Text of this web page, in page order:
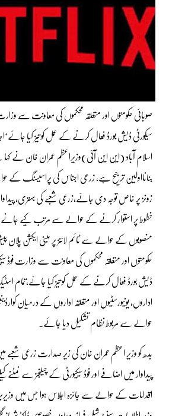
صوبائی حکومتوں اور متعلقہ محکموں کی معاونت سے
سیکورٹی ڈیش بورڈ فعال کرنے کے عمل کو تیز کیا
اسلام آباد (این این آئی)وزیراعظم عمران خان نے کہا ہے
بنانااولین ترجیح ہے، زرعی اجناس کی پراسیسنگ
زونز پر خاص توجہ دی جائے،زرعی شعبے کی بہتری،
خطوط پر استوار کرنے کے حوالے سے مرتب کیے
منصوبوں کے حوالے سے ٹائم لائنز پر مبنی ایکشن پلان
حکومتوں اور متعلقہ محکموں کی معاونت سے وزارت فوڈ
ڈیش بورڈ فعال کرنے کے عمل کو تیز کیا جائے،تمام
اداروں، یونیورسٹیوں اور متعلقہ اداروں کے درمیان
حوالے سے مربوط نظام تشکیل دیا جائے۔
بدھ کو وزیرِ اعظم عمران خان کی زیر صدارت زرعی
پیداوار میں اضافے اور فوڈ سیکیورٹی کے چیلنجز سے
اقدامات کے حوالے سے جائزہ اجلاس ہوا جس میں